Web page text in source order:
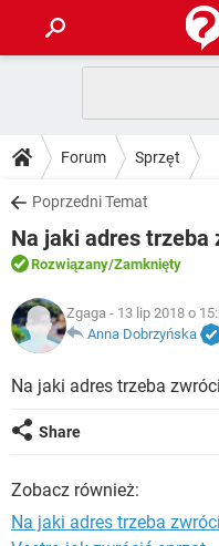
GRY
SPOTIFY
INSTAGRAM
WINDOWS 10
PORADY
PlayStation
SPOTIFY
INSTAGRAM
WINDOWS 10
DO POBRANIA
ANDROID
GRY
IOS
INSTAGRAM
WINDOWS 10
FORUM
COVID-19
GRY
ARTYKUŁY
COVID-19
GRY
SPOTIFY
Forum Sprzęt
Poprzedni Temat
Na jaki adres trzeba
Rozwiązany/Zamknięty
Zgaga - 13 lip 2018 o
Anna Dobrzyńska
Na jaki adres trzeba
Share
Zobacz również:
Na jaki adres trzeba